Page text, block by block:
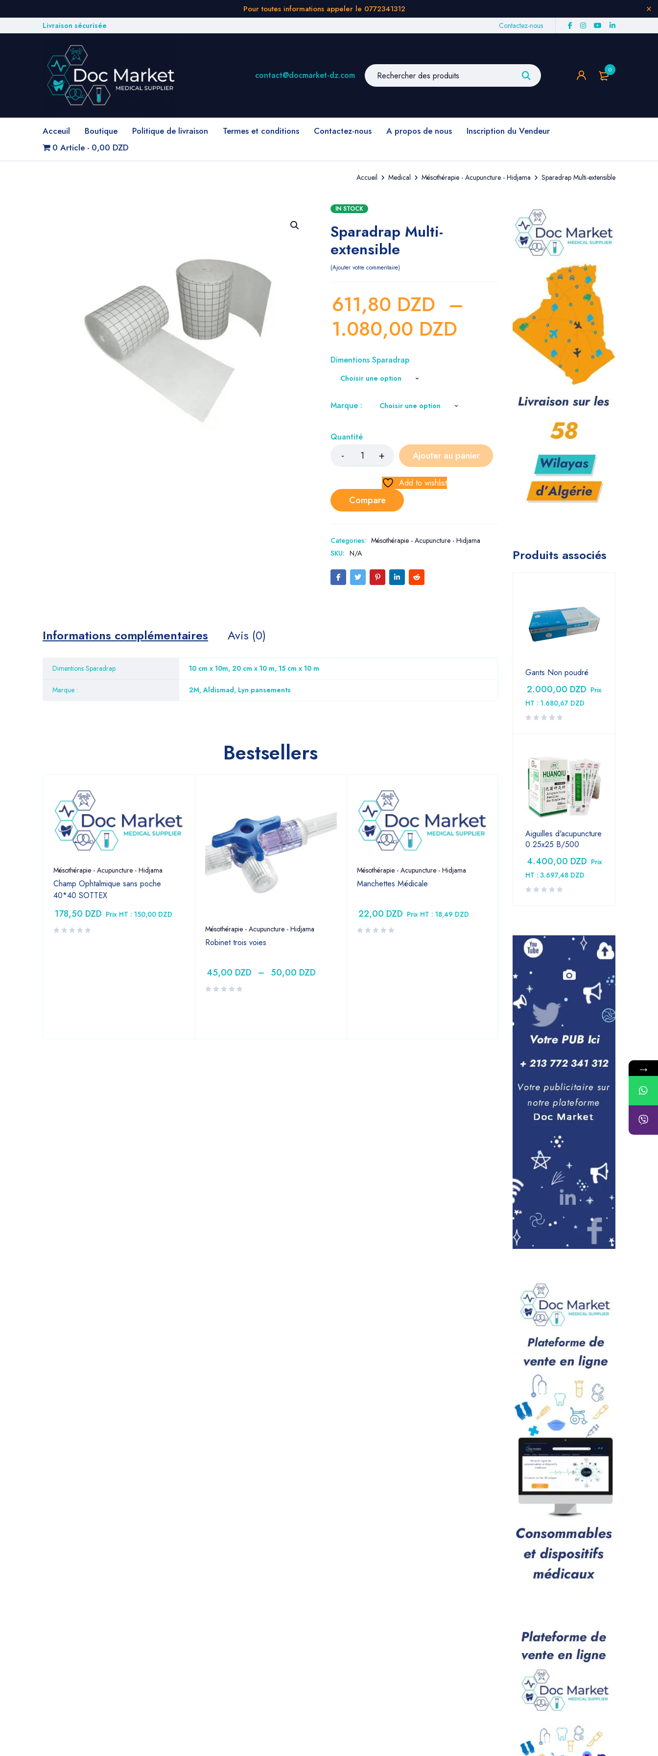
Pour toutes informations appeler le 0772341312
Livraison sécurisée Contactez-nous
0
contact@docmarket-dz.com
Acceuil Boutique Politique de livraison Termes et conditions Contactez-nous A propos de nous
Inscription du Vendeur
0 Article
0,00 DZD
Accueil Medical Mésothérapie - Acupuncture - Hidjama Sparadrap Multi-extensible
IN STOCK
Sparadrap Multi-
extensible
Ajouter votre commentaire
611,80 DZD –
1.080,00 DZD
Dimentions Sparadrap
Marque :
Quantité
Ajouter au panier
Add to wishlist
Compare
Categories: Mésothérapie - Acupuncture - Hidjama
SKU: N/A
Informations complémentaires Avis (0)
Dimentions Sparadrap 10 cm x 10m, 20 cm x 10 m, 15 cm x 10 m
Marque : 2M, Aldismad, Lyn pansements
Bestsellers
Mésothérapie - Acupuncture - Hidjama
Champ Ophtalmique sans poche
40*40 SOTTEX
178,50 DZD Prix HT : 150,00 DZD
Mésothérapie - Acupuncture - Hidjama
Robinet trois voies
45,00 DZD – 50,00 DZD
Mésothérapie - Acupuncture - Hidjama
Manchettes Médicale
22,00 DZD Prix HT : 18,49 DZD
Masque KN95 - FFP2
45,36
Produits associés
Gants Non poudré
2.000,00 DZD Prix
HT : 1.680,67 DZD
Aiguilles d'acupuncture
0.25x25 B/500
4.400,00 DZD Prix
HT : 3.697,48 DZD
→